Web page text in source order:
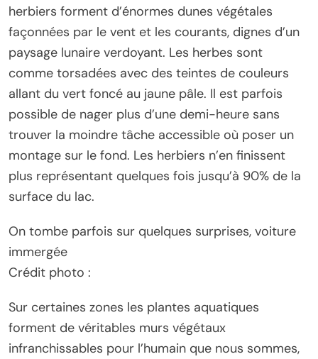
herbiers forment d’énormes dunes végétales
façonnées par le vent et les courants, dignes d’un
paysage lunaire verdoyant. Les herbes sont
comme torsadées avec des teintes de couleurs
allant du vert foncé au jaune pâle. Il est parfois
possible de nager plus d’une demi-heure sans
trouver la moindre tâche accessible où poser un
montage sur le fond. Les herbiers n’en finissent
plus représentant quelques fois jusqu’à 90% de la
surface du lac.
On tombe parfois sur quelques surprises, voiture
immergée
Crédit photo :
Sur certaines zones les plantes aquatiques
forment de véritables murs végétaux
infranchissables pour l’humain que nous sommes,